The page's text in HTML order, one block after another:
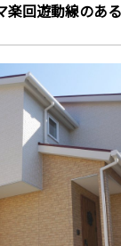
楽回遊動線のあ